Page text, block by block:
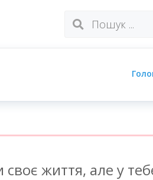
життя, але у